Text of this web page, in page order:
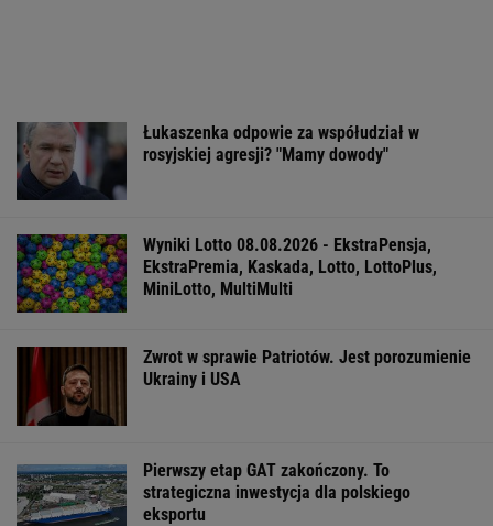
Łukaszenka odpowie za współudział w
rosyjskiej agresji? "Mamy dowody"
Wyniki Lotto 08.08.2026 - EkstraPensja,
EkstraPremia, Kaskada, Lotto, LottoPlus,
MiniLotto, MultiMulti
Zwrot w sprawie Patriotów. Jest porozumienie
Ukrainy i USA
Pierwszy etap GAT zakończony. To
strategiczna inwestycja dla polskiego
eksportu